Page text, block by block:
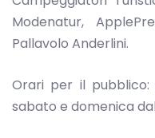
Modenatur,
Pallavolo Anderlini.
Orari per il pubblico:
sabato e domenica